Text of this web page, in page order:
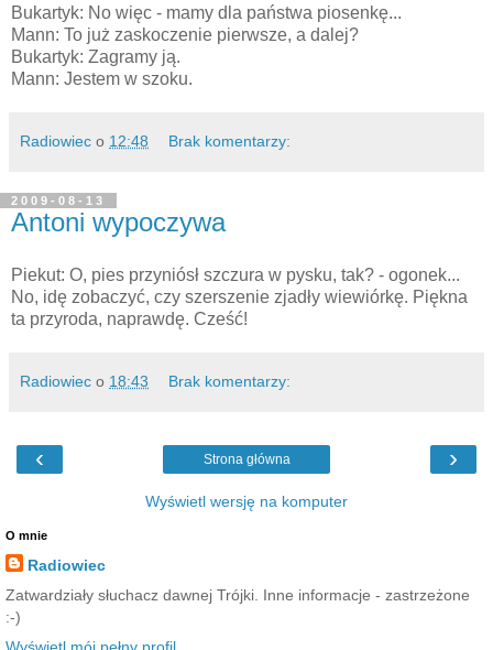
Bukartyk: No więc - mamy dla państwa piosenkę...
Mann: To już zaskoczenie pierwsze, a dalej?
Bukartyk: Zagramy ją.
Mann: Jestem w szoku.
Radiowiec o 12:48 Brak komentarzy:
2009-08-13
Antoni wypoczywa
Piekut: O, pies przyniósł szczura w pysku, tak? - ogonek...
No, idę zobaczyć, czy szerszenie zjadły wiewiórkę. Piękna
ta przyroda, naprawdę. Cześć!
Radiowiec o 18:43 Brak komentarzy:
‹ ›
Strona główna
Wyświetl wersję na komputer
O mnie
Radiowiec
Zatwardziały słuchacz dawnej Trójki. Inne informacje - zastrzeżone
:-)